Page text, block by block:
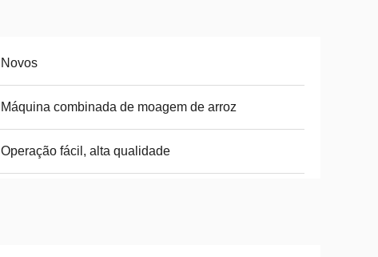
Novos
Máquina combinada de moagem de arroz
Operação fácil, alta qualidade